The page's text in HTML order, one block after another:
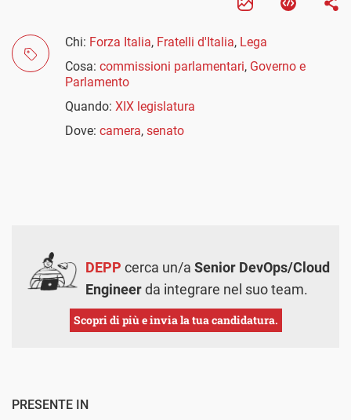
Chi: Forza Italia, Fratelli d'Italia, Lega
Cosa: commissioni parlamentari, Governo e
Parlamento
Quando: XIX legislatura
Dove: camera, senato
DEPP cerca un/a Senior DevOps/Cloud
Engineerda integrare nel suo team.
Scopri di più e invia la tua candidatura.
PRESENTE IN